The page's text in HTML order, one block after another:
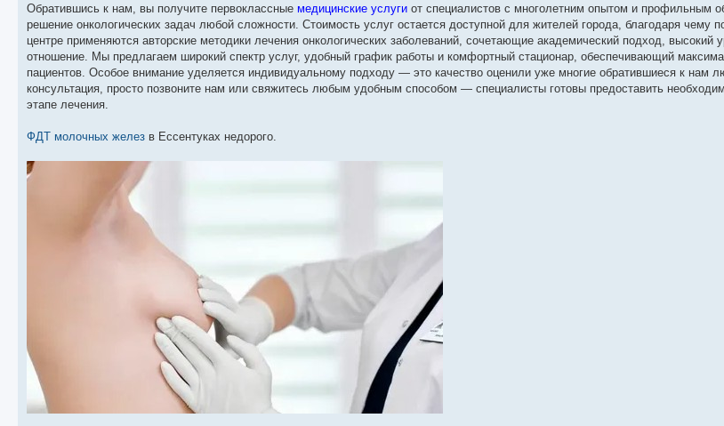
Обратившись к нам, вы получите первоклассные медицинские услуги от специалистов с многолетним опытом и профильным
решение онкологических задач любой сложности. Стоимость услуг остается доступной для жителей города, благодаря чему
центре применяются авторские методики лечения онкологических заболеваний, сочетающие академический подход, высокий
отношение. Мы предлагаем широкий спектр услуг, удобный график работы и комфортный стационар, обеспечивающий
пациентов. Особое внимание уделяется индивидуальному подходу — это качество оценили уже многие обратившиеся к нам
консультация, просто позвоните нам или свяжитесь любым удобным способом — специалисты готовы предоставить
этапе лечения.
ФДТ молочных желез в Ессентуках недорого.